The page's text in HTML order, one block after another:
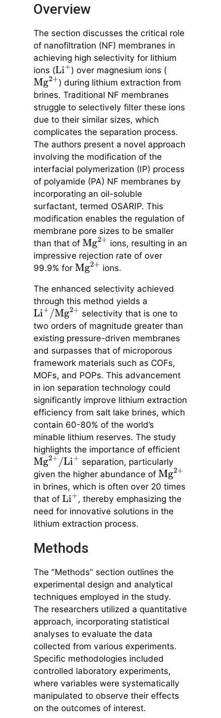
Overview
The section discusses the critical role
of nanofiltration (NF) membranes in
achieving high selectivity for lithium
ions (Li+ ) over magnesium ions (
Mg2+ ) during lithium extraction from
brines. Traditional NF membranes
struggle to selectively filter these ions
due to their similar sizes, which
complicates the separation process.
The authors present a novel approach
involving the modification of the
interfacial polymerization (IP) process
of polyamide (PA) NF membranes by
incorporating an oil-soluble
surfactant, termed OSARIP. This
modification enables the regulation of
membrane pore sizes to be smaller
than that of Mg2+ ions, resulting in an
impressive rejection rate of over
99.9% for Mg2+ ions.
The enhanced selectivity achieved
through this method yields a
Li+ / Mg2+
selectivity that is one to
two orders of magnitude greater than
existing pressure-driven membranes
and surpasses that of microporous
framework materials such as COFs,
MOFs, and POPs. This advancement
in ion separation technology could
significantly improve lithium extraction
efficiency from salt lake brines, which
contain 60-80% of the world’s
minable lithium reserves. The study
highlights the importance of efficient
Mg2+ Li+
separation, particularly
given the higher abundance of Mg2+
in brines, which is often over 20 times
that of Li+ , thereby emphasizing the
need for innovative solutions in the
lithium extraction process.
Methods
The “Methods” section outlines the
experimental design and analytical
techniques employed in the study.
The researchers utilized a quantitative
approach, incorporating statistical
analyses to evaluate the data
collected from various experiments.
Specific methodologies included
controlled laboratory experiments,
where variables were systematically
manipulated to observe their effects
on the outcomes of interest.